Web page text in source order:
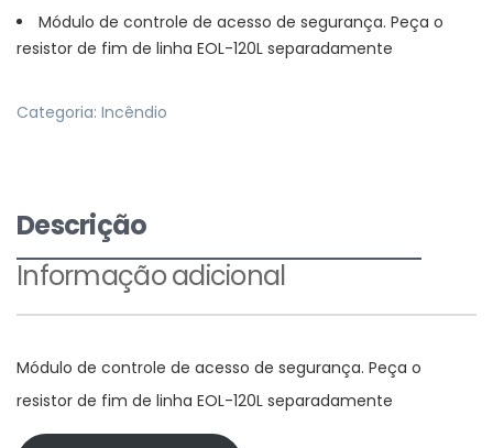
Módulo de controle de acesso de segurança. Peça o
resistor de fim de linha EOL-120L separadamente
Categoria: Incêndio
Descrição
Informação adicional
Módulo de controle de acesso de segurança. Peça o
resistor de fim de linha EOL-120L separadamente